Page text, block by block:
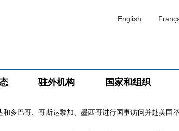
English
驻外机构 国家和组织
和多巴哥、哥斯达黎加、墨西哥进行国事访问并赴美国